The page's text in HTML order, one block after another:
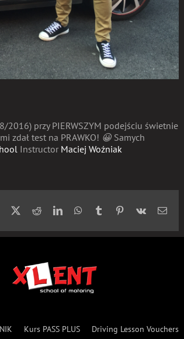
2016) przy PIERWSZYM podejściu świetnie
zdał test na PRAWKO! 😀 Samych
Instructor Maciej Woźniak
Facebook
X RedditLinkedInWhatsApp
TumblrPinterest
Vk Email
Kurs PASS PLUS Driving Lesson Vouchers